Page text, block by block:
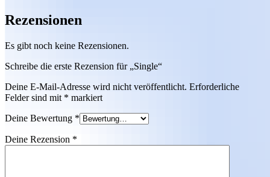
Rezensionen
Es gibt noch keine Rezensionen.
Schreibe die erste Rezension für „Single“
Deine E-Mail-Adresse wird nicht veröffentlicht. Erforderliche
Felder sind mit * markiert
Deine Bewertung *
Deine Rezension *